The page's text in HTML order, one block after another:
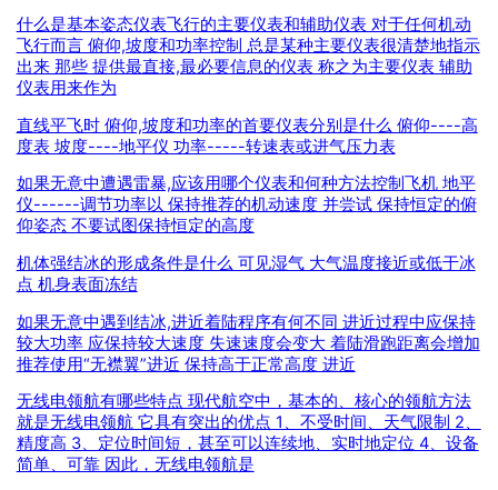
什么是基本姿态仪表飞行的主要仪表和辅助仪表 对于任何机动
飞行而言 俯仰,坡度和功率控制 总是某种主要仪表很清楚地指示
出来 那些 提供最直接,最必要信息的仪表 称之为主要仪表 辅助
仪表用来作为
直线平飞时 俯仰,坡度和功率的首要仪表分别是什么 俯仰----高
度表 坡度----地平仪 功率-----转速表或进气压力表
如果无意中遭遇雷暴,应该用哪个仪表和何种方法控制飞机 地平
仪------调节功率以 保持推荐的机动速度 并尝试 保持恒定的俯
仰姿态 不要试图保持恒定的高度
机体强结冰的形成条件是什么 可见湿气 大气温度接近或低于冰
点 机身表面冻结
如果无意中遇到结冰,进近着陆程序有何不同 进近过程中应保持
较大功率 应保持较大速度 失速速度会变大 着陆滑跑距离会增加
推荐使用“无襟翼”进近 保持高于正常高度 进近
无线电领航有哪些特点 现代航空中，基本的、核心的领航方法
就是无线电领航 它具有突出的优点 1、不受时间、天气限制 2、
精度高 3、定位时间短，甚至可以连续地、实时地定位 4、设备
简单、可靠 因此，无线电领航是